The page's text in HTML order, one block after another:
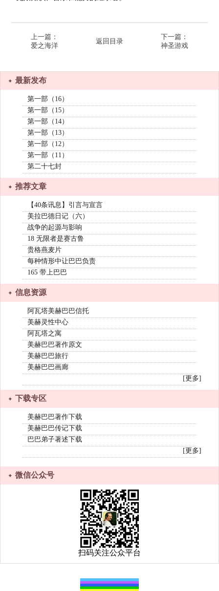
上一篇：
爱之海洋
返回目录
下一篇：
神圣游戏
最新发布
第一部（16）
第一部（15）
第一部（14）
第一部（13）
第一部（12）
第一部（11）
第二十七封
推荐文章
【40条讯息】引言与宣言
美拉巴德日记（六）
战争的起源与影响
18 无限者是赛古鲁
贵格燕麦片
每种情形中让巴巴负责
165 带上巴巴
信息资源
阿瓦塔美赫巴巴信托
美赫灵性中心
阿瓦塔之寓
美赫巴巴著作原文
美赫巴巴旅行
美赫巴巴画廊
[更多]
下载专区
美赫巴巴著作下载
美赫巴巴传记下载
巴巴弟子著述下载
[更多]
微信公众号
扫码关注公众平台